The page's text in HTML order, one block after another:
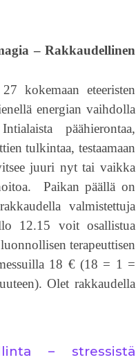
– Rakkaudellinen
kokemaan eteeristen
energian vaihdolla
päähierontaa,
tulkintaa, testaamaan
juuri nyt tai vaikka
Paikan päällä on
valmistettuja
12.15 voit osallistua
terapeuttisen
18 € (18 = 1 =
Olet rakkaudella
– stressistä